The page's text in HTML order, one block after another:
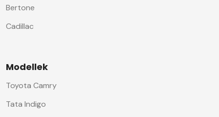
Bertone
Cadillac
Modellek
Toyota Camry
Tata Indigo